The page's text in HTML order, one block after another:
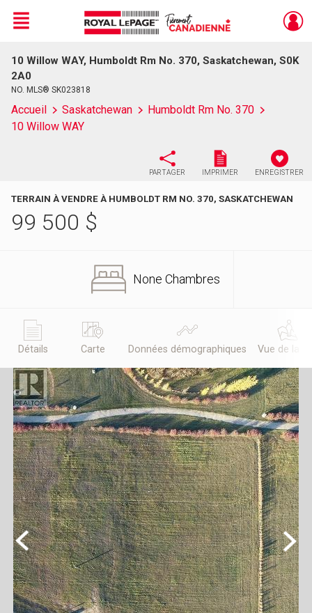
Live
En Direct
Menu
10 Willow WAY, Humboldt Rm No. 370, Saskatchewan, S0K
2A0
NO. MLS® SK023818
Accueil Saskatchewan
Humboldt Rm No. 370
10 Willow WAY
PARTAGER IMPRIMER ENREGISTRER
TERRAIN À VENDRE À HUMBOLDT RM NO. 370, SASKATCHEWAN
99 500 $
None Chambres
Détails Carte Données démographiques Vue de la
Previous Next